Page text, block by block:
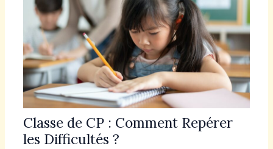
Classe de CP : Comment Repérer
les Difficultés ?